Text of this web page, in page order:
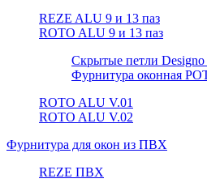
REZE ALU 9 и 13 паз
ROTO ALU 9 и 13 паз
Скрытые петли
Фурнитура оконная
ROTO ALU V.01
ROTO ALU V.02
Фурнитура для окон из ПВХ
REZE ПВХ